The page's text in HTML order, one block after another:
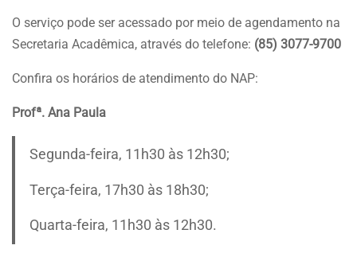
O serviço pode ser acessado por meio de agendamento na
Secretaria Acadêmica, através do telefone: (85) 3077-9700
Confira os horários de atendimento do NAP:
Profª. Ana Paula
Segunda-feira, 11h30 às 12h30;
Terça-feira, 17h30 às 18h30;
Quarta-feira, 11h30 às 12h30.